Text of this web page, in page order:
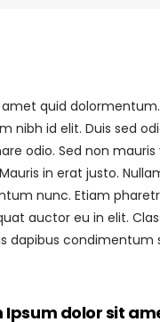
quid
nibh id elit. Duis sed
odio. Sed non
in erat justo.
nunc. Etiam
auctor eu in elit.
dapibus
Ipsum dolor sit